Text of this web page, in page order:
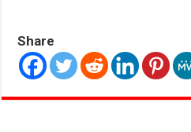
Share